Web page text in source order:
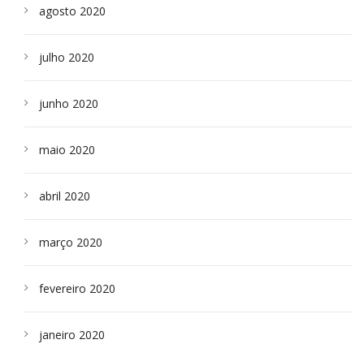
agosto 2020
julho 2020
junho 2020
maio 2020
abril 2020
março 2020
fevereiro 2020
janeiro 2020